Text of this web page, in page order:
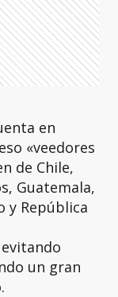
en
«veedores
de Chile,
Guatemala,
y República
un gran